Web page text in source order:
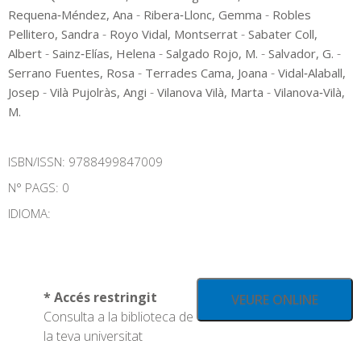
Requena‑Méndez, Ana - Ribera‑Llonc, Gemma - Robles
Pellitero, Sandra - Royo Vidal, Montserrat - Sabater Coll,
Albert - Sainz‑Elías, Helena - Salgado Rojo, M. - Salvador, G. -
Serrano Fuentes, Rosa - Terrades Cama, Joana - Vidal‑Alaball,
Josep - Vilà Pujolràs, Angi - Vilanova Vilà, Marta - Vilanova‑Vilà,
M.
ISBN/ISSN: 9788499847009
N° PAGS: 0
IDIOMA:
VEURE ONLINE
* Accés restringit
Consulta a la biblioteca de
la teva universitat